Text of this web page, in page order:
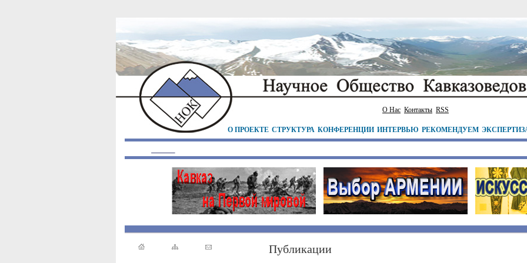
О Нас Контакты RSS
О ПРОЕКТЕ СТРУКТУРА КОНФЕРЕНЦИИ ИНТЕРВЬЮ РЕКОМЕНДУЕМ
Публикации